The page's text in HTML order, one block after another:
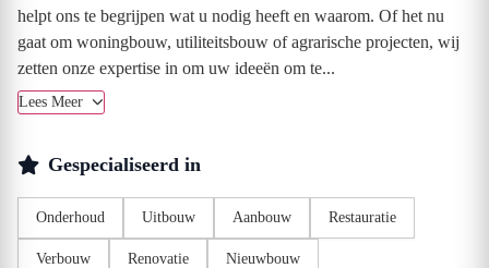
helpt ons te begrijpen wat u nodig heeft en waarom. Of het nu
gaat om woningbouw, utiliteitsbouw of agrarische projecten, wij
zetten onze expertise in om uw ideeën om te...
Lees Meer
Gespecialiseerd in
Onderhoud Uitbouw Aanbouw Restauratie
Verbouw Renovatie Nieuwbouw